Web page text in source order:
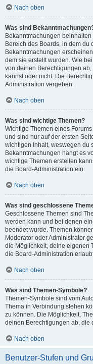
Nach oben
Was sind
Bekanntmachungen
Bereich des Boards, in dem du
Bekanntmachungen
dem sie erstellt wurden. Wie
von deinen Berechtigungen
kannst oder nicht. Die
Administration vergeben.
Nach oben
Was sind wichtige Themen?
Wichtige Themen eines
und sind nur auf der ersten
wichtigen Inhalt, weswegen du
Bekanntmachungen hängt es
wichtige Themen erstellen
die Board-Administration ein.
Nach oben
Was sind geschlossene
Geschlossene Themen sind
werden kann und bei denen
beendet wurde. Themen
Moderator oder Administrator
die Möglichkeit, deine eigenen
die Board-Administration
Nach oben
Was sind Themen-Symbole?
Themen-Symbole sind vom
Thema in Verbindung stehen
zu können. Die Möglichkeit,
deinen Berechtigungen ab, die
Nach oben
Benutzer-Stufen und